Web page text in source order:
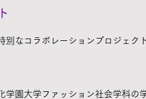
別なコラボレーションプロジェク
学園大学ファッション社会学科の